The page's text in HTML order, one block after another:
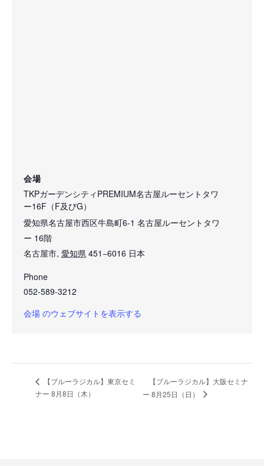
会場
TKPガーデンシティPREMIUM名古屋ルーセントタワ
ー16F（F及びG）
愛知県名古屋市西区牛島町6-1 名古屋ルーセントタワ
ー 16階
名古屋市, 愛知県 451−6016 日本
Phone
052-589-3212
会場 のウェブサイトを表示する
【ブルーラジカル】東京セミ
ナー 8月8日（木）
【ブルーラジカル】大阪セミナ
ー 8月25日（日）